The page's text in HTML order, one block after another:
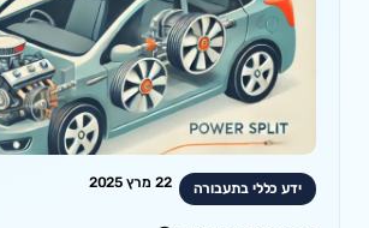
ידע כללי בתעבורה 22 מרץ 2025